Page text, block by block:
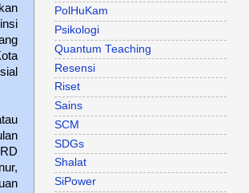
PolHuKam
Psikologi
Quantum Teaching
Resensi
Riset
Sains
SCM
SDGs
Shalat
SiPower